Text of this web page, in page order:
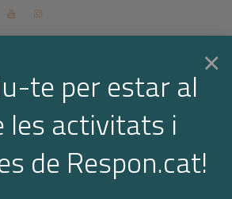
Contacte Espai membres Login CA
2019
nos al +34 93 677 1000 info@respon.cat
×
te per estar al
les activitats i
de Respon.cat!